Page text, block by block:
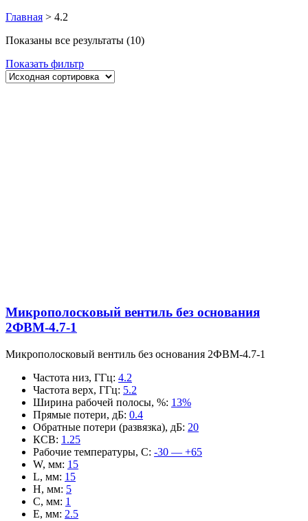
Главная > 4.2
Показаны все результаты (10)
Показать фильтр
Микрополосковый вентиль без основания
2ФВМ-4.7-1
Микрополосковый вентиль без основания 2ФВМ-4.7-1
Частота низ, ГГц: 4.2
Частота верх, ГГц: 5.2
Ширина рабочей полосы, %: 13%
Прямые потери, дБ: 0.4
Обратные потери (развязка), дБ: 20
КСВ: 1.25
Рабочие температуры, С: -30 — +65
W, мм: 15
L, мм: 15
H, мм: 5
C, мм: 1
E, мм: 2.5